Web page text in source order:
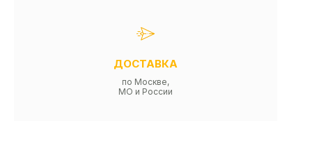
ДОСТАВКА
по Москве,
МО и России